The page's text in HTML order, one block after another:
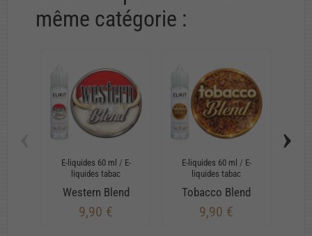
même catégorie :
E-liquides 60 ml / E-
liquides tabac
Western Blend
9,90 €
E-liquides 60 ml / E-
liquides tabac
Tobacco Blend
9,90 €
›